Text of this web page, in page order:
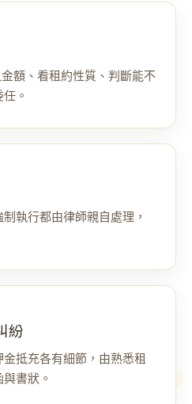
額、看租約性質、判斷能不
。
執行都由律師親自處理，
紛
抵充各有細節，由熟悉租
書狀。